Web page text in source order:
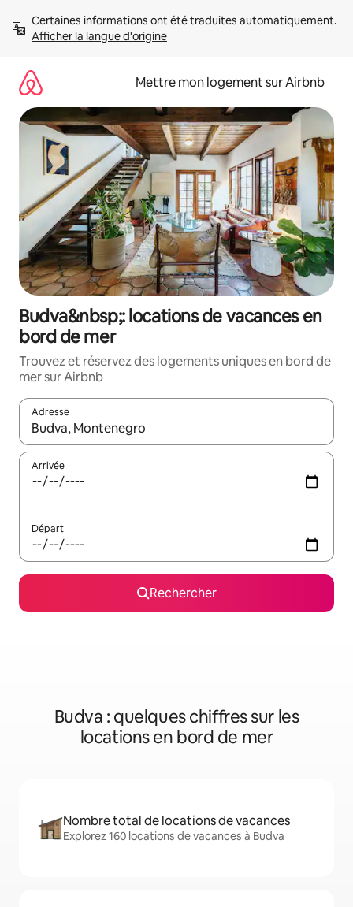
directement
Afficher la langue d'origine
Mettre mon logement sur Airbnb
Budva&nbsp;: locations de vacances en
bord de mer
Trouvez et réservez des logements uniques en bord de
mer sur Airbnb
Adresse
Lorsque les résultats s'affichent, utilisez les flèches vers le
Arrivée
Départ
Rechercher
Budva : quelques chiffres sur les
locations en bord de mer
Nombre total de locations de vacances
Explorez 160 locations de vacances à Budva